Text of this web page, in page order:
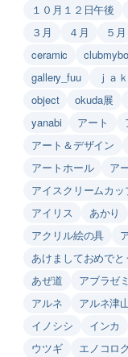
１０月１２日午後
３月
４月 ５月
ceramic
gallery_fuu
ｊａ
object
okuda展
yanabi
アート
アート＆デザイン
アートホール
ア
アイスクリームカッ
アイリス
あかり
アクリル絵の具
あけましておめで
あぜ道
アブラゼミ
アルネ
アルネ津
イノシシ
インカ
ウツギ
エノコロ